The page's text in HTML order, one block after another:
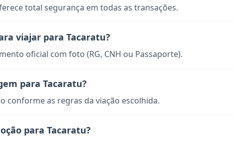
total segurança em todas as transações.
viajar para Tacaratu?
oficial com foto (RG, CNH ou Passaporte).
para Tacaratu?
conforme as regras da viação escolhida.
para Tacaratu?